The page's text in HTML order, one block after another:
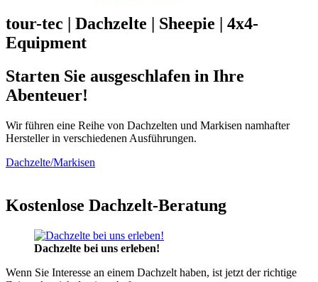
tour-tec | Dachzelte | Sheepie | 4x4-
Equipment
Starten Sie ausgeschlafen in Ihre
Abenteuer!
Wir führen eine Reihe von Dachzelten und Markisen namhafter
Hersteller in verschiedenen Ausführungen.
Dachzelte/Markisen
Kostenlose Dachzelt-Beratung
Dachzelte bei uns erleben!
Wenn Sie Interesse an einem Dachzelt haben, ist jetzt der richtige